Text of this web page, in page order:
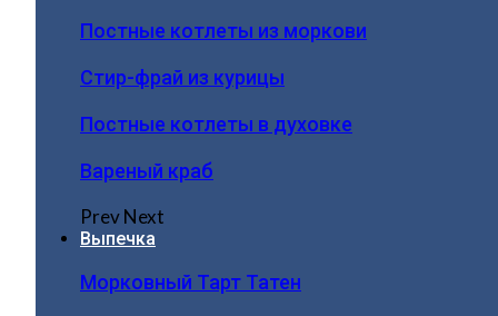
Постные котлеты из моркови
Стир-фрай из курицы
Постные котлеты в духовке
Вареный краб
PrevNext
Выпечка
Морковный Тарт Татен